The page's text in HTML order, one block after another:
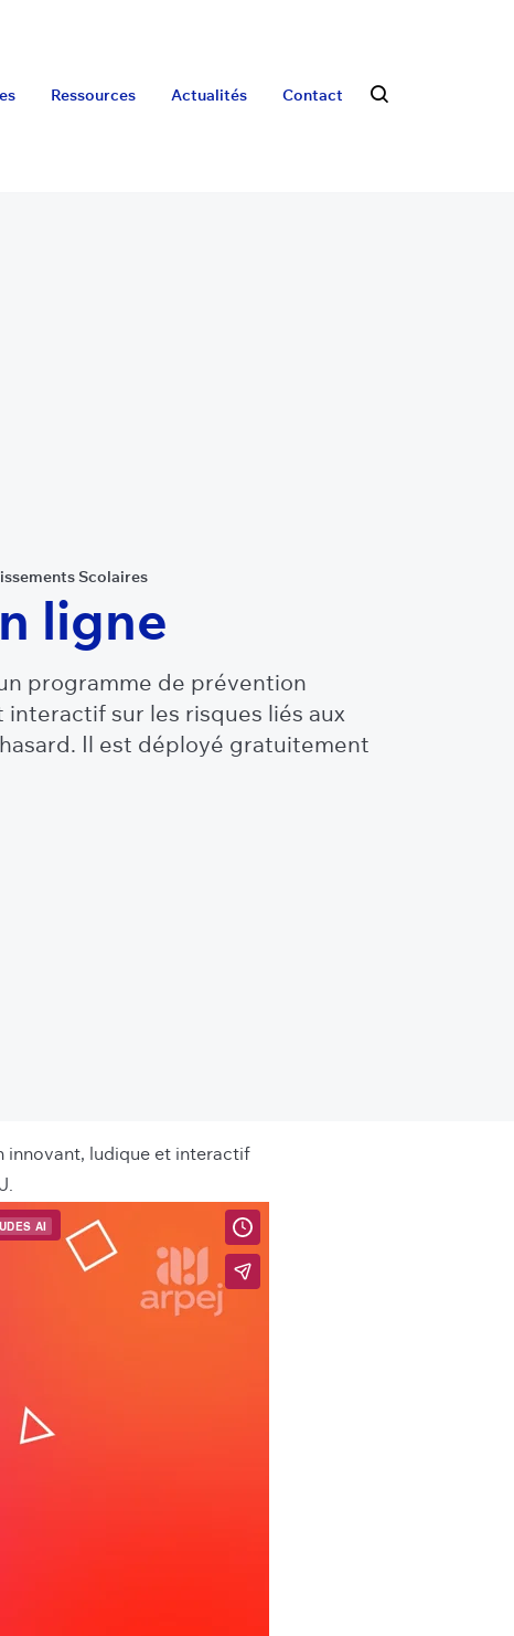
Ressources Actualités Contact
Scolaires
ligne
programme de prévention
sur les risques liés aux
Il est déployé gratuitement
innovant, ludique et interactif